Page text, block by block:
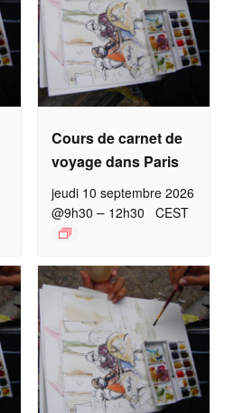
Cours de carnet de
voyage dans Paris
jeudi 10 septembre 2026
@9h30 – 12h30 CEST